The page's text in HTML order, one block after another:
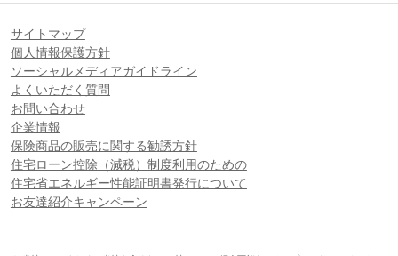
サイトマップ
個人情報保護方針
ソーシャルメディアガイドライン
よくいただく質問
お問い合わせ
企業情報
保険商品の販売に関する勧誘方針
住宅ローン控除（減税）制度利用のための
住宅省エネルギー性能証明書発行について
お友達紹介キャンペーン